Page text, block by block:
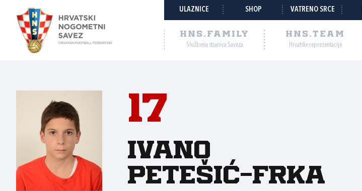
ULAZNICE SHOP VATRENO SRCE
HNS.FAMILY
Službena stranica Saveza
HNS.TEAM
Hrvatske reprezentacije
17
Ivano
Petešić-Frka